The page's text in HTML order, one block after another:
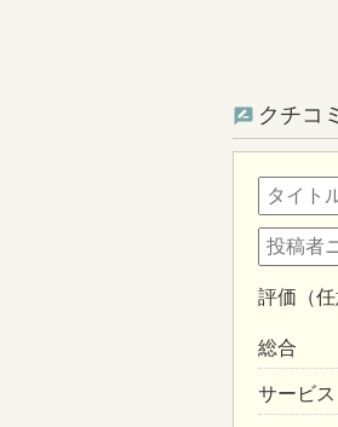
クチコ
評価（任
総合
サービス